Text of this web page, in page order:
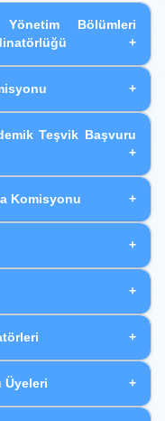
Bölümleri
Teşvik Başvuru
Komisyonu
Üyeleri